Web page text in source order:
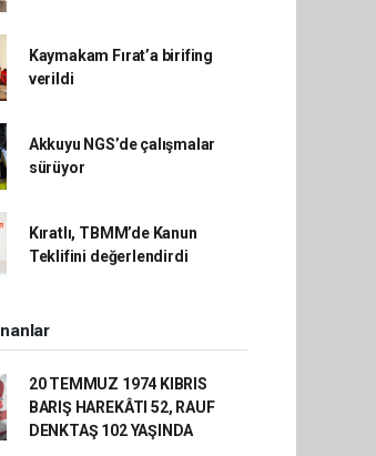
Kaymakam Fırat’a birifing
verildi
Akkuyu NGS’de çalışmalar
sürüyor
Kıratlı, TBMM’de Kanun
Teklifini değerlendirdi
20 TEMMUZ 1974 KIBRIS
BARIŞ HAREKÂTI 52, RAUF
DENKTAŞ 102 YAŞINDA